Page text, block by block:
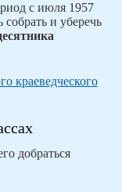
с июля 1957
и уберечь
краеведческого
добраться